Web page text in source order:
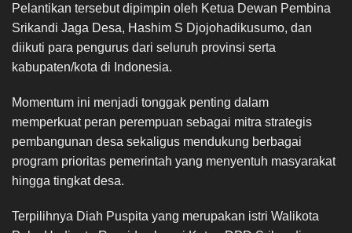
Pelantikan tersebut dipimpin oleh Ketua Dewan Pembina
Srikandi Jaga Desa, Hashim S Djojohadikusumo, dan
diikuti para pengurus dari seluruh provinsi serta
kabupaten/kota di Indonesia.
Momentum ini menjadi tonggak penting dalam
memperkuat peran perempuan sebagai mitra strategis
pembangunan desa sekaligus mendukung berbagai
program prioritas pemerintah yang menyentuh masyarakat
hingga tingkat desa.
Terpilihnya Diah Puspita yang merupakan istri Walikota